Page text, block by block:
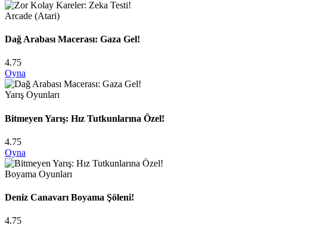
Arcade (Atari)
Dağ Arabası Macerası: Gaza Gel!
4.75
Oyna
Yarış Oyunları
Bitmeyen Yarış: Hız Tutkunlarına Özel!
4.75
Oyna
Boyama Oyunları
Deniz Canavarı Boyama Şöleni!
4.75